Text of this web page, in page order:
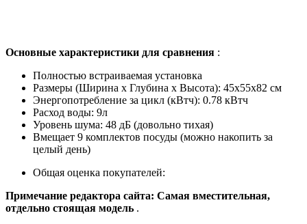
Основные характеристики для сравнения :
Полностью встраиваемая установка
Размеры (Ширина х Глубина х Высота): 45x55x82 см
Энергопотребление за цикл (кВтч): 0.78 кВтч
Расход воды: 9л
Уровень шума: 48 дБ (довольно тихая)
Вмещает 9 комплектов посуды (можно накопить за
целый день)
Общая оценка покупателей:
Примечание редактора сайта: Самая вместительная,
отдельно стоящая модель .